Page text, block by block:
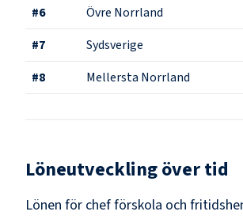
#6 Övre Norrland
#7 Sydsverige
#8 Mellersta Norrland
Löneutveckling över tid
Lönen för chef förskola och